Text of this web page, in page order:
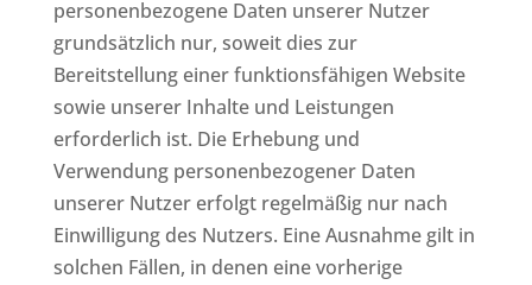
personenbezogene Daten unserer Nutzer
grundsätzlich nur, soweit dies zur
Bereitstellung einer funktionsfähigen Website
sowie unserer Inhalte und Leistungen
erforderlich ist. Die Erhebung und
Verwendung personenbezogener Daten
unserer Nutzer erfolgt regelmäßig nur nach
Einwilligung des Nutzers. Eine Ausnahme gilt in
solchen Fällen, in denen eine vorherige